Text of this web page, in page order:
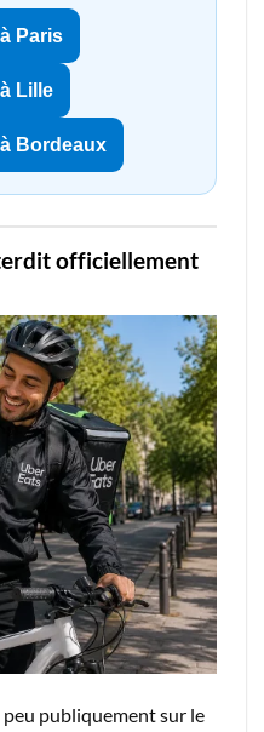
Paris
Lille
Bordeaux
officiellement
publiquement sur le